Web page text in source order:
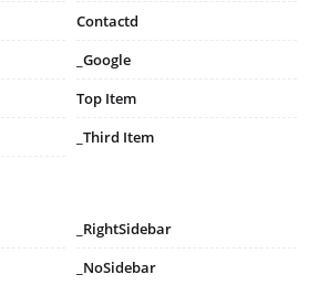
Contactd
_Google
Top Item
_Third Item
_RightSidebar
_NoSidebar